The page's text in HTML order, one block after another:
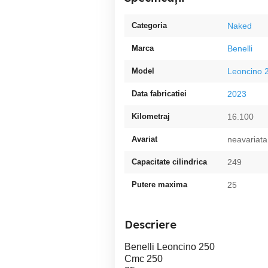
Categoria Naked
Marca Benelli
Model Leoncino
Data fabricatiei 2023
Kilometraj 16.100
Avariat neavariata
Capacitate cilindrica 249
Putere maxima 25
Descriere
Benelli Leoncino 250
Cmc 250